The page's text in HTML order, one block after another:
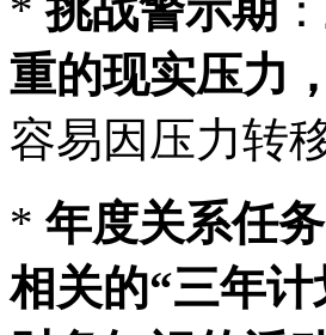
*挑战警示期 ：
重的现实压力
容易因压力转
* 年度关系任务
相关的“三年计